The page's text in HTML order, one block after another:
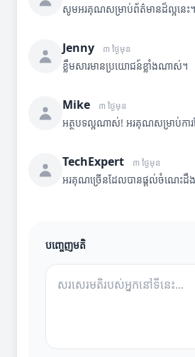
សូមអរគុណសម្រាប់ព័ត៌មានដ៏ល្អនេះ។
Jenny ៣ ថ្ងៃមុន
ខ្លឹមសារមានប្រយោជន៍ខ្លាំងណាស់។
Mike ៣ ថ្ងៃមុន
អត្ថបទល្អណាស់! អរគុណសម្រាប់ការ
TechExpert ៣ ថ្ងៃមុន
អរគុណច្រើនដែលបានផ្តល់ចំណេះដឹង
បញ្ចេញមតិ